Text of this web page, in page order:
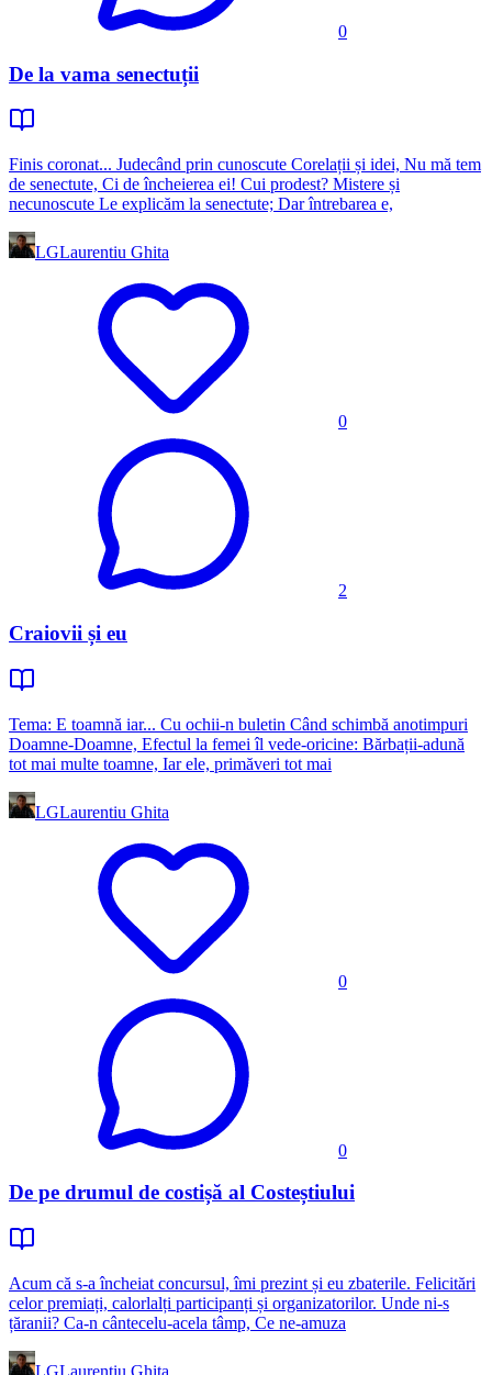
0
De la vama senectuții
Finis coronat... Judecând prin cunoscute Corelații și idei, Nu mă tem
de senectute, Ci de încheierea ei! Cui prodest? Mistere și
necunoscute Le explicăm la senectute; Dar întrebarea e,
LGLaurentiu Ghita
0
2
Craiovii și eu
Tema: E toamnă iar... Cu ochii-n buletin Când schimbă anotimpuri
Doamne-Doamne, Efectul la femei îl vede-oricine: Bărbații-adună
tot mai multe toamne, Iar ele, primăveri tot mai
LGLaurentiu Ghita
0
0
De pe drumul de costișă al Costeștiului
Acum că s-a încheiat concursul, îmi prezint și eu zbaterile. Felicitări
celor premiați, calorlalți participanți și organizatorilor. Unde ni-s
țăranii? Ca-n cântecelu-acela tâmp, Ce ne-amuza